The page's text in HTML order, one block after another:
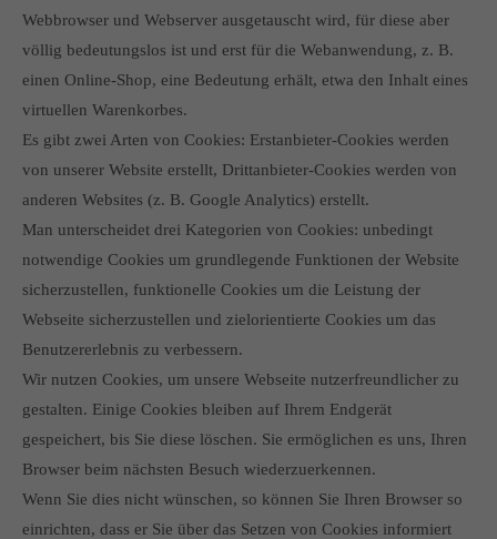
Webbrowser und Webserver ausgetauscht wird, für diese aber
völlig bedeutungslos ist und erst für die Webanwendung, z. B.
einen Online-Shop, eine Bedeutung erhält, etwa den Inhalt eines
virtuellen Warenkorbes.
Es gibt zwei Arten von Cookies: Erstanbieter-Cookies werden
von unserer Website erstellt, Drittanbieter-Cookies werden von
anderen Websites (z. B. Google Analytics) erstellt.
Man unterscheidet drei Kategorien von Cookies: unbedingt
notwendige Cookies um grundlegende Funktionen der Website
sicherzustellen, funktionelle Cookies um die Leistung der
Webseite sicherzustellen und zielorientierte Cookies um das
Benutzererlebnis zu verbessern.
Wir nutzen Cookies, um unsere Webseite nutzerfreundlicher zu
gestalten. Einige Cookies bleiben auf Ihrem Endgerät
gespeichert, bis Sie diese löschen. Sie ermöglichen es uns, Ihren
Browser beim nächsten Besuch wiederzuerkennen.
Wenn Sie dies nicht wünschen, so können Sie Ihren Browser so
einrichten, dass er Sie über das Setzen von Cookies informiert